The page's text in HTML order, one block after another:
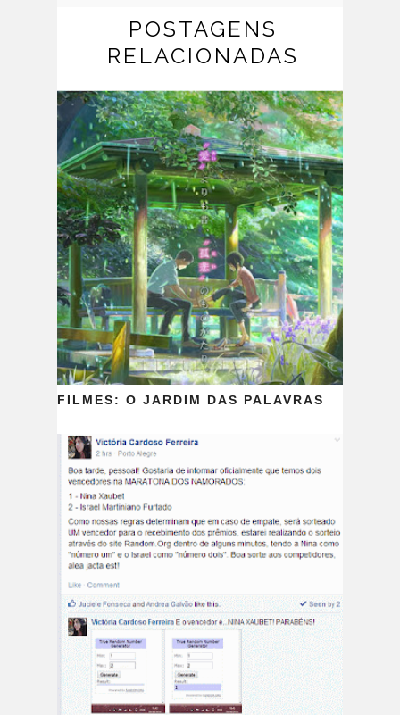
POSTAGENS
RELACIONADAS
FILMES: O JARDIM DAS PALAVRAS